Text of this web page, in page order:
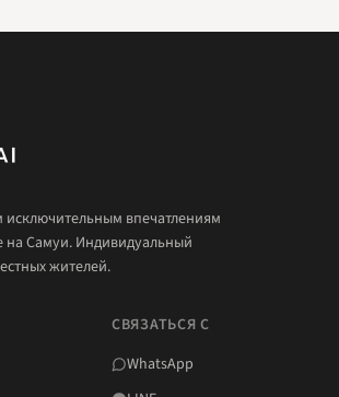
впечатлениям
на Самуи. Индивидуальный
жителей.
СВЯЗАТЬСЯ С
WhatsApp